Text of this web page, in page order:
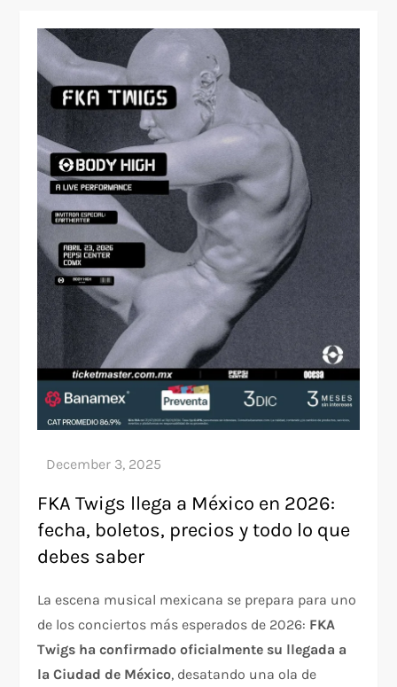
FKA Twigs llega a México en 2026:
fecha, boletos, precios y todo lo que
debes saber
La escena musical mexicana se prepara para uno
de los conciertos más esperados de 2026: FKA
Twigs ha confirmado oficialmente su llegada a
la Ciudad de México, desatando una ola de